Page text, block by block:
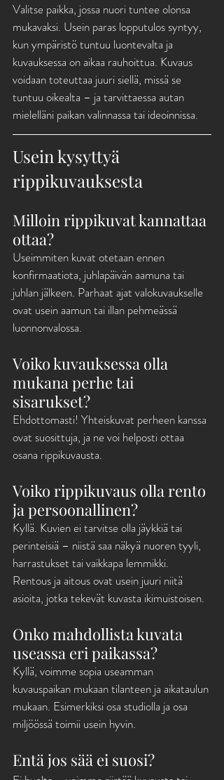
Valitse paikka, jossa nuori tuntee olonsa
mukavaksi. Usein paras lopputulos syntyy,
kun ympäristö tuntuu luontevalta ja
kuvauksessa on aikaa rauhoittua. Kuvaus
voidaan toteuttaa juuri siellä, missä se
tuntuu oikealta – ja tarvittaessa autan
mielelläni paikan valinnassa tai ideoinnissa.
Usein kysyttyä
rippikuvauksesta
Milloin rippikuvat kannattaa
ottaa?
Useimmiten kuvat otetaan ennen
konfirmaatiota, juhlapäivän aamuna tai
juhlan jälkeen. Parhaat ajat valokuvaukselle
ovat usein aamun tai illan pehmeässä
luonnonvalossa.
Voiko kuvauksessa olla
mukana perhe tai
sisarukset?
Ehdottomasti! Yhteiskuvat perheen kanssa
ovat suosittuja, ja ne voi helposti ottaa
osana rippikuvausta.
Voiko rippikuvaus olla rento
ja persoonallinen?
Kyllä. Kuvien ei tarvitse olla jäykkiä tai
perinteisiä – niistä saa näkyä nuoren tyyli,
harrastukset tai vaikkapa lemmikki.
Rentous ja aitous ovat usein juuri niitä
asioita, jotka tekevät kuvasta ikimuistoisen.
Onko mahdollista kuvata
useassa eri paikassa?
Kyllä, voimme sopia useamman
kuvauspaikan mukaan tilanteen ja aikataulun
mukaan. Esimerkiksi osa studiolla ja osa
miljöössä toimii usein hyvin.
Entä jos sää ei suosi?